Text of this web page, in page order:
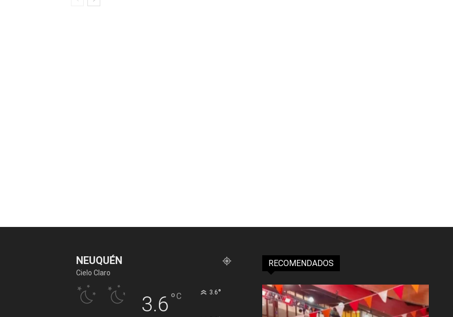
NEUQUÉN
Cielo Claro
3.6°C 3.6°
RECOMENDADOS